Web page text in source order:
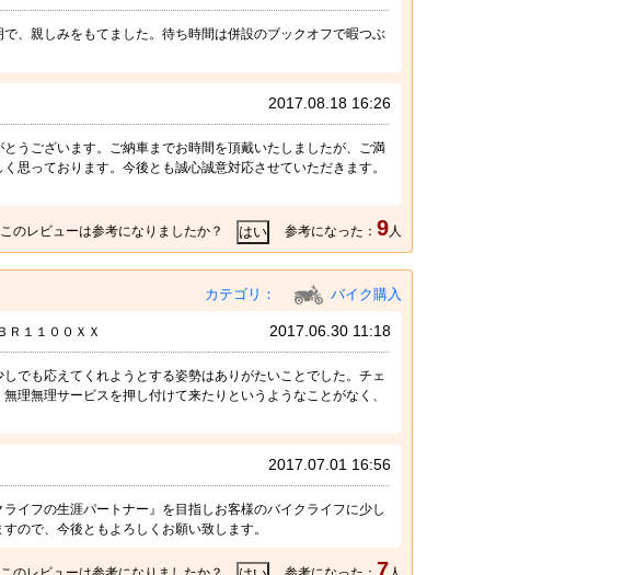
、親しみをもてました。待ち時間は併設のブックオフで暇つぶ
2017.08.18 16:26
うございます。ご納車までお時間を頂戴いたしましたが、ご満
思っております。今後とも誠心誠意対応させていただきます。
このレビューは参考になりましたか？ 参考になった： 9人
カテゴリ： バイク購入
Ｒ１１００ＸＸ 2017.06.30 11:18
でも応えてくれようとする姿勢はありがたいことでした。チェ
理無理サービスを押し付けて来たりというようなことがなく、
2017.07.01 16:56
イフの生涯パートナー』を目指しお客様のバイクライフに少し
ので、今後ともよろしくお願い致します。
7